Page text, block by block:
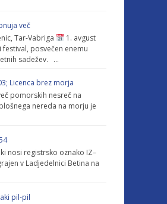
več
Tar-Vabriga
1. avgust
festival, posvečen enemu
sadežev. …
Licenca brez morja
pomorskih nesreč na
nereda na morju je
nosi registrsko oznako IZ–
v Ladjedelnici Betina na
pil-pil